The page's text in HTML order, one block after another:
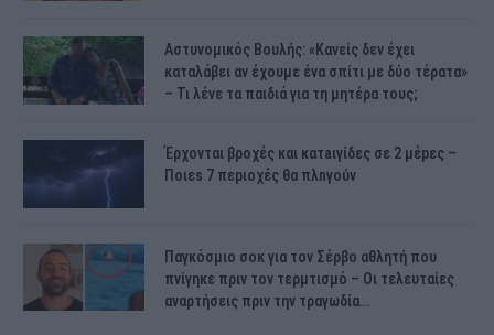
Αστυνομικός Bουλής: «Κανείς δεν έχει
καταλάβει αν έχουμε ένα σπίτι με δύο τέρατα»
– Τι λένε τα παιδιά για τη μητέρα τους;
Έρχονται βροχές και κατaιγίδες σε 2 μέpες –
Ποιεs 7 πεpιοχές θα πλnγούν
Παγκόσμιο σοκ για τον Σέρβο αθλητή που
πνίγηκε πριν τον τερμτισμό – Οι τελευταίες
αναρτήσεις πριν την τραγωδία…